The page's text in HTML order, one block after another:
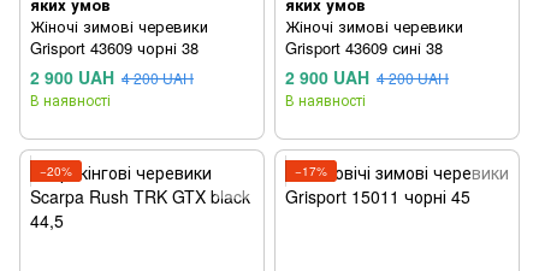
Жіночі зимові черевики
Grisport 43609 чорні 38
2 900 UAH 4 200 UAH
В наявності
Жіночі зимові черевики
Grisport 43609 сині 38
2 900 UAH 4 200 UAH
В наявності
−20% −17%